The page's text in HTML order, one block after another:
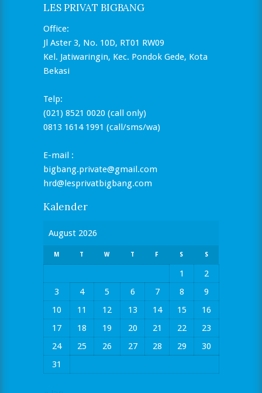
LES PRIVAT BIGBANG
Office:
Jl Aster 3, No. 10D, RT01 RW09
Kel. Jatiwaringin, Kec. Pondok Gede, Kota
Bekasi
Telp:
(021) 8521 0020 (call only)
0813 1614 1991 (call/sms/wa)
E-mail :
bigbang.private@gmail.com
hrd@lesprivatbigbang.com
Kalender
August 2026
M T W T F S S
1
2
3
4 5 6 7 8
9
10
11 12 13 14 15
16
17
18 19 20 21 22
23
24
25 26 27 28 29
30
31